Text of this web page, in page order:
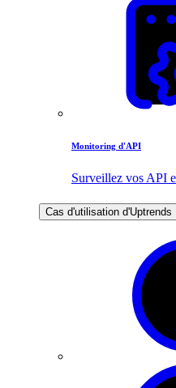
Monitoring d'API
Surveillez vos API
Cas d'utilisation d'Uptrends